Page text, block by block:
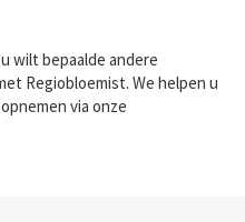
wilt bepaalde andere
Regiobloemist. We helpen u
via onze